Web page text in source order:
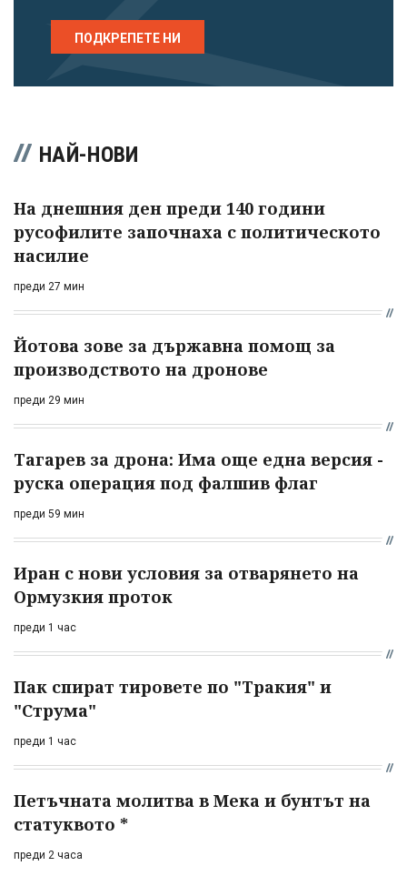
ПОДКРЕПЕТЕ НИ
НАЙ-НОВИ
На днешния ден преди 140 години
русофилите започнаха с политическото
насилие
преди 27 мин
Йотова зове за държавна помощ за
производството на дронове
преди 29 мин
Тагарев за дрона: Има още една версия -
руска операция под фалшив флаг
преди 59 мин
Иран с нови условия за отварянето на
Ормузкия проток
преди 1 час
Пак спират тировете по "Тракия" и
"Струма"
преди 1 час
Петъчната молитва в Мека и бунтът на
статуквото *
преди 2 часа